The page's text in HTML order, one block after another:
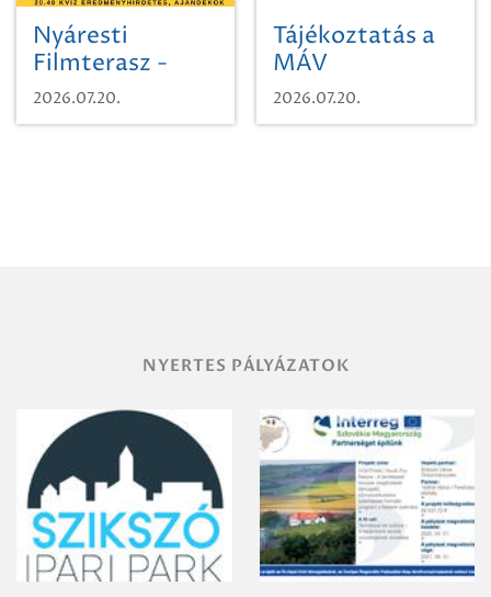
Nyáresti
Filmterasz -
Beugró a
Paradicsomba
2026.07.20.
Tájékoztatás a
MÁV
Pályaműködtetési
Zrt. Területi
2026.07.20.
NYERTES PÁLYÁZATOK